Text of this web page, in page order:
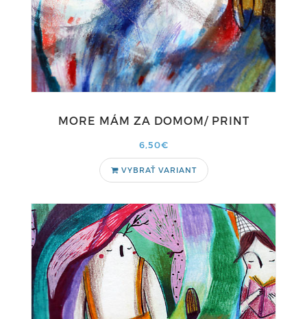
MORE MÁM ZA DOMOM/ PRINT
6,50€
VYBRAŤ VARIANT